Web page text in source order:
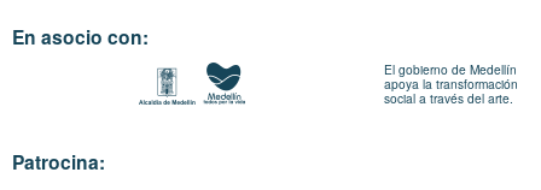
En asocio con:
El gobierno de Medellín
apoya la transformación
social a través del arte.
Patrocina: